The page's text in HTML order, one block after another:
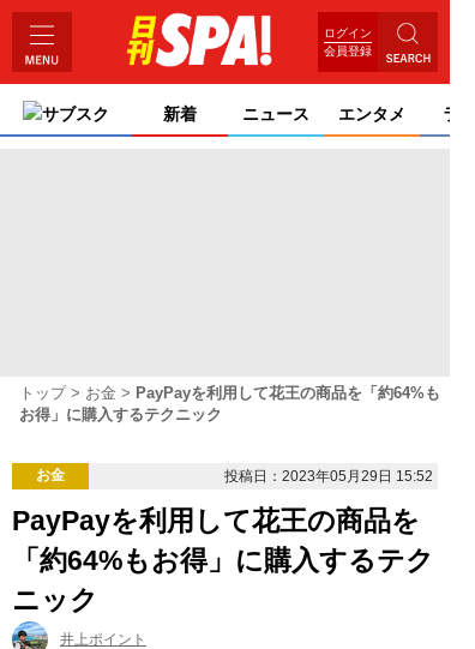
ログイン
会員登録
サブスク 新着 ニュース エンタメ ライ
トップ お金
PayPayを利用して花王の商品を「約64%も
お得」に購入するテクニック
お金 投稿日：2023年05月29日 15:52
PayPayを利用して花王の商品を
「約64%もお得」に購入するテク
ニック
井上ポイント